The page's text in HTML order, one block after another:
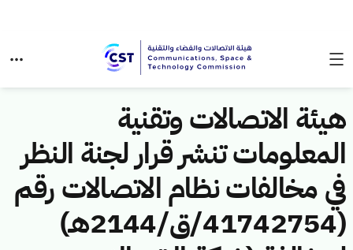
هيئة الاتصالات وتقنية
المعلومات تنشر قرار لجنة النظر
في مخالفات نظام الاتصالات رقم
(41742754/ق/2144هـ)